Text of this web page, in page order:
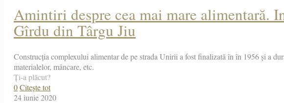
Amintiri despre cea mai mare alimentară.
Gîrdu din Târgu Jiu
Construcția complexului alimentar de pe strada Unirii a fost finalizată în în 1956 și a
materialelor, mâncare, etc.
Ți-a plăcut?
0Citește tot
24 iunie 2020